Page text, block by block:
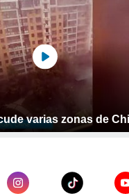
varias zonas de